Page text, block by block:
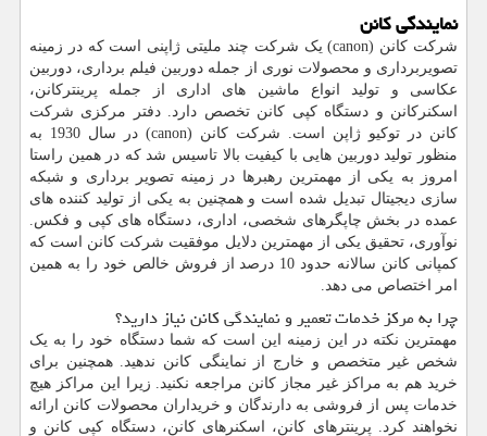
نمایندگی کانن
شرکت کانن (canon) یک شرکت چند ملیتی ژاپنی است که در زمینه
تصویربرداری و محصولات نوری از جمله دوربین فیلم برداری، دوربین
عکاسی و تولید انواع ماشین های اداری از جمله پرینترکانن،
اسکنرکانن و دستگاه کپی کانن تخصص دارد. دفتر مرکزی شرکت
کانن در توکیو ژاپن است. شرکت کانن (canon
) در سال 1930 به
منظور تولید دوربین هایی با کیفیت بالا تاسیس شد که در همین راستا
امروز به یکی از مهمترین رهبرها در زمینه تصویر برداری و شبکه
سازی دیجیتال تبدیل شده است و همچنین به یکی از تولید کننده های
عمده در بخش چاپگرهای شخصی، اداری، دستگاه های کپی و فکس.
نوآوری، تحقیق یکی از مهمترین دلایل موفقیت شرکت کانن است که
کمپانی کانن سالانه حدود 10 درصد از فروش خالص خود را به همین
امر اختصاص می دهد.
چرا به مرکز خدمات تعمیر و نمایندگی کانن نیاز دارید؟
مهمترین نکته در این زمینه این است که شما دستگاه خود را به یک
شخص غیر متخصص و خارج از نماینگی کانن ندهید. همچنین برای
خرید هم به مراکز غیر مجاز کانن مراجعه نکنید. زیرا این مراکز هیچ
خدمات پس از فروشی به دارندگان و خریداران محصولات کانن ارائه
نخواهند کرد. پرینترهای کانن، اسکنرهای کانن، دستگاه کپی کانن و